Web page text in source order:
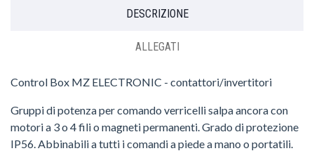
DESCRIZIONE
ALLEGATI
Control Box MZ ELECTRONIC - contattori/invertitori
Gruppi di potenza per comando verricelli salpa ancora con
motori a 3 o 4 fili o magneti permanenti. Grado di protezione
IP56. Abbinabili a tutti i comandi a piede a mano o portatili.